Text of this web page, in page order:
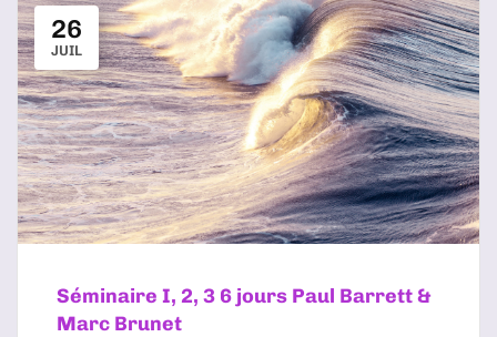
26
JUIL
Séminaire I, 2, 3 6 jours Paul Barrett &
Marc Brunet